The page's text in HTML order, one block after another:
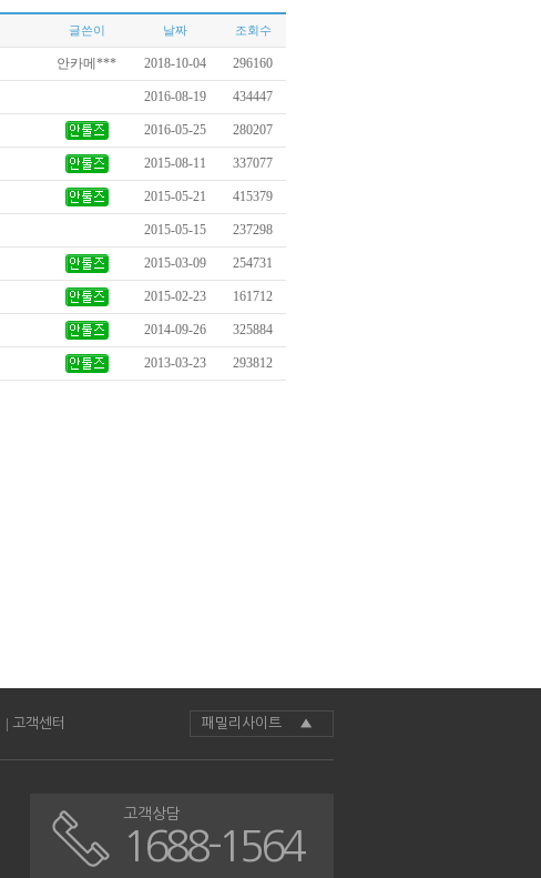
글쓴이 날짜 조회수
안카메*** 2018-10-04 296160
2016-08-19 434447
2016-05-25 280207
2015-08-11 337077
2015-05-21 415379
2015-05-15 237298
2015-03-09 254731
2015-02-23 161712
2014-09-26 325884
2013-03-23 293812
| 고객센터 패밀리사이트 ▲
고객상담
1688-1564